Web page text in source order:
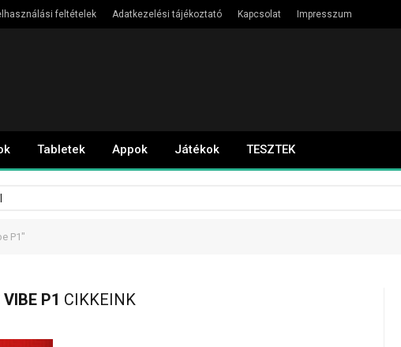
feltételek Adatkezelési tájékoztató Kapcsolat Impresszum
Tabletek Appok Játékok TESZTEK
P1"
P1 CIKKEINK